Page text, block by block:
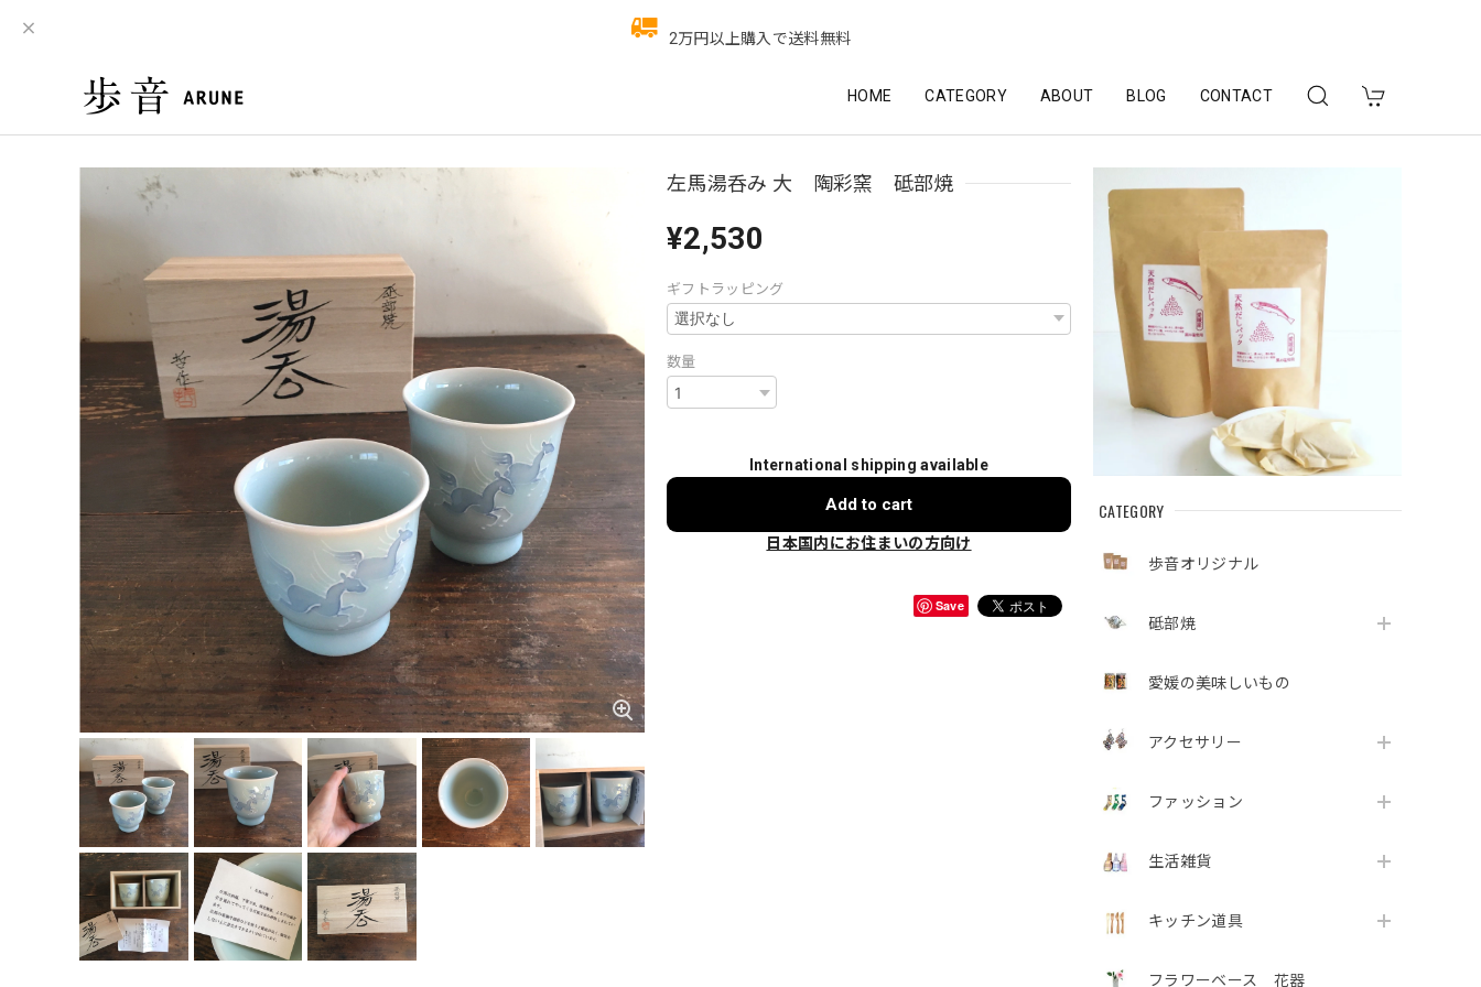
2万円以上購入で送料無料
HOME CATEGORY ABOUT BLOG CONTACT
CATEGORY
歩音オリジナル
砥部焼
愛媛の美味しいもの
アクセサリー
ファッション
生活雑貨
キッチン道具
フラワーベース 花器
左馬湯呑み 大 陶彩窯 砥部焼
¥2,530
ギフトラッピング
数量
International shipping available
Add to cart
日本国内にお住まいの方向け
Save